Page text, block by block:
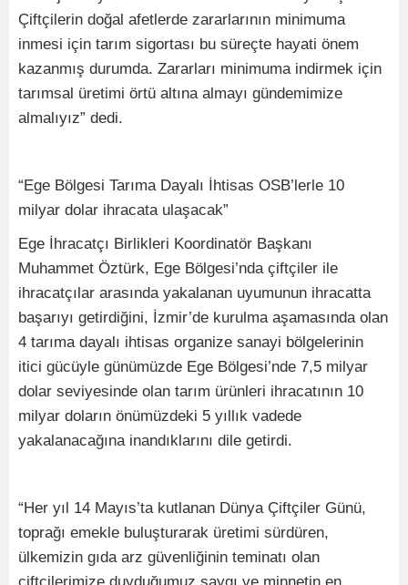
Çiftçilerin doğal afetlerde zararlarının minimuma
inmesi için tarım sigortası bu süreçte hayati önem
kazanmış durumda. Zararları minimuma indirmek için
tarımsal üretimi örtü altına almayı gündemimize
almalıyız” dedi.
“Ege Bölgesi Tarıma Dayalı İhtisas OSB’lerle 10
milyar dolar ihracata ulaşacak”
Ege İhracatçı Birlikleri Koordinatör Başkanı
Muhammet Öztürk, Ege Bölgesi’nda çiftçiler ile
ihracatçılar arasında yakalanan uyumunun ihracatta
başarıyı getirdiğini, İzmir’de kurulma aşamasında olan
4 tarıma dayalı ihtisas organize sanayi bölgelerinin
itici gücüyle günümüzde Ege Bölgesi’nde 7,5 milyar
dolar seviyesinde olan tarım ürünleri ihracatının 10
milyar doların önümüzdeki 5 yıllık vadede
yakalanacağına inandıklarını dile getirdi.
“Her yıl 14 Mayıs’ta kutlanan Dünya Çiftçiler Günü,
toprağı emekle buluşturarak üretimi sürdüren,
ülkemizin gıda arz güvenliğinin teminatı olan